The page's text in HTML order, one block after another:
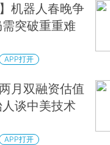
机器人春晚争
突破重重难
APP打开
月双融资估值
谈中美技术
APP打开